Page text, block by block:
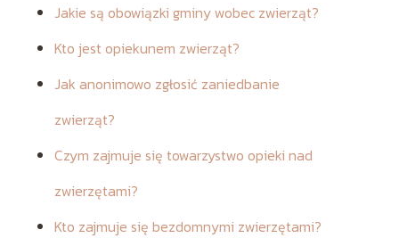
Jakie są obowiązki gminy wobec zwierząt?
Kto jest opiekunem zwierząt?
Jak anonimowo zgłosić zaniedbanie
zwierząt?
Czym zajmuje się towarzystwo opieki nad
zwierzętami?
Kto zajmuje się bezdomnymi zwierzętami?